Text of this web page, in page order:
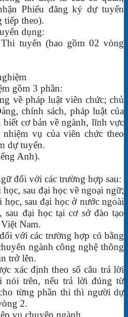
Phiếu đăng ký dự tuyển
tiếp theo).
dụng:
tuyển (bao gồm 02 vòng
gồm 3 phần:
về pháp luật viên chức; chủ
chính sách, pháp luật của
cơ bản về ngành, lĩnh vực
vụ của viên chức theo
dự tuyển.
Anh).
đối với các trường hợp sau:
sau đại học về ngoại ngữ;
sau đại học ở nước ngoài
sau đại học tại cơ sở đào tạo
Nam.
với các trường hợp có bằng
ngành công nghệ thông
trở lên.
xác định theo số câu trả lời
nói trên, nếu trả lời đúng từ
từng phần thi thì người dự
2.
vụ chuyên ngành